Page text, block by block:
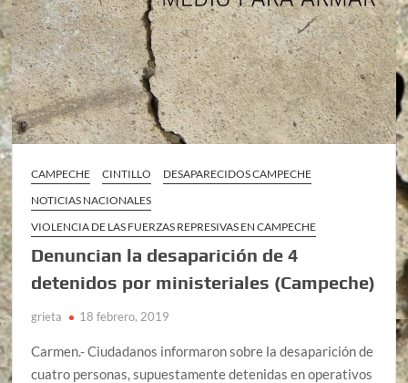
CAMPECHE CINTILLO
DESAPARECIDOS CAMPECHE
NOTICIAS NACIONALES
VIOLENCIA DE LAS FUERZAS REPRESIVAS EN CAMPECHE
Denuncian la desaparición de 4
detenidos por ministeriales (Campeche)
grieta 18 febrero, 2019
Carmen.- Ciudadanos informaron sobre la desaparición de
cuatro personas, supuestamente detenidas en operativos